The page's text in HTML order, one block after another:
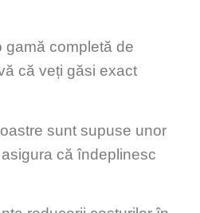
gamă completă de
că veți găsi exact
sunt supuse unor
că îndeplinesc